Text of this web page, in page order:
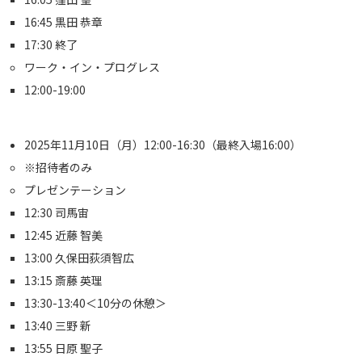
16:45 黒田 恭章
17:30 終了
ワーク・イン・プログレス
12:00-19:00
2025年11月10日（月）12:00-16:30（最終入場16:00）
※招待者のみ
プレゼンテーション
12:30 司馬宙
12:45 近藤 智美
13:00 久保田荻須智広
13:15 斎藤 英理
13:30-13:40＜10分の休憩＞
13:40 三野 新
13:55 日原 聖子